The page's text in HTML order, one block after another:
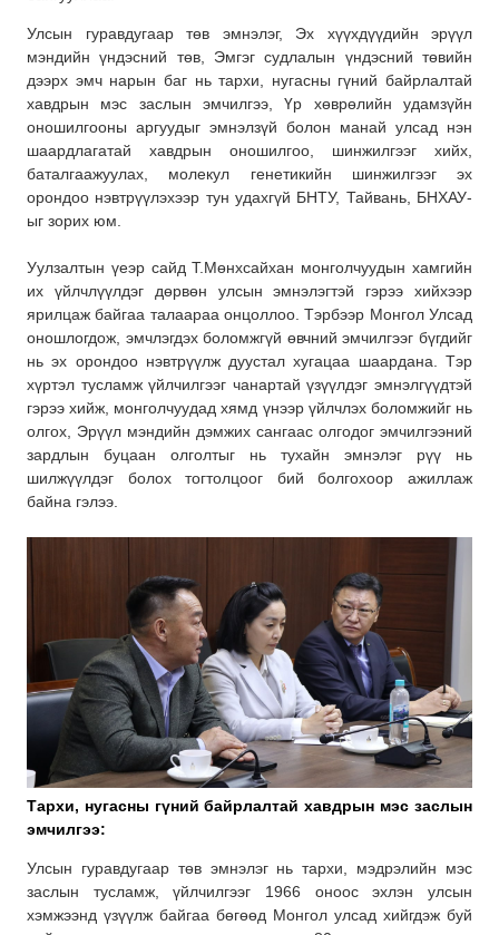
Улсын гуравдугаар төв эмнэлэг, Эх хүүхдүүдийн эрүүл
мэндийн үндэсний төв, Эмгэг судлалын үндэсний төвийн
дээрх эмч нарын баг нь тархи, нугасны гүний байрлалтай
хавдрын мэс заслын эмчилгээ, Үр хөврөлийн удамзүйн
оношилгооны аргуудыг эмнэлзүй болон манай улсад нэн
шаардлагатай хавдрын оношилгоо, шинжилгээг хийх,
баталгаажуулах, молекул генетикийн шинжилгээг эх
орондоо нэвтрүүлэхээр тун удахгүй БНТУ, Тайвань, БНХАУ-
ыг зорих юм.
Уулзалтын үеэр сайд Т.Мөнхсайхан монголчуудын хамгийн
их үйлчлүүлдэг дөрвөн улсын эмнэлэгтэй гэрээ хийхээр
ярилцаж байгаа талаараа онцоллоо. Тэрбээр Монгол Улсад
оношлогдож, эмчлэгдэх боломжгүй өвчний эмчилгээг бүгдийг
нь эх орондоо нэвтрүүлж дуустал хугацаа шаардана. Тэр
хүртэл тусламж үйлчилгээг чанартай үзүүлдэг эмнэлгүүдтэй
гэрээ хийж, монголчуудад хямд үнээр үйлчлэх боломжийг нь
олгох, Эрүүл мэндийн дэмжих сангаас олгодог эмчилгээний
зардлын буцаан олголтыг нь тухайн эмнэлэг рүү нь
шилжүүлдэг болох тогтолцоог бий болгохоор ажиллаж
байна гэлээ.
Тархи, нугасны гүний байрлалтай хавдрын мэс заслын
эмчилгээ:
Улсын гуравдугаар төв эмнэлэг нь тархи, мэдрэлийн мэс
заслын тусламж, үйлчилгээг 1966 оноос эхлэн улсын
хэмжээнд үзүүлж байгаа бөгөөд Монгол улсад хийгдэж буй